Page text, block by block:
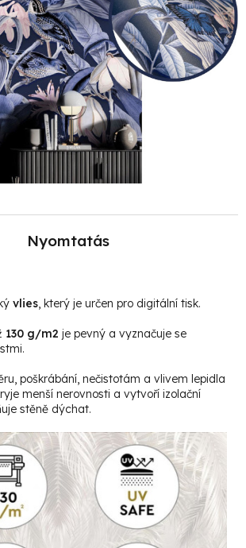
Nyomtatás
vlies, který je určen pro digitální tisk.
130 g/m2 je pevný a vyznačuje se
poškrábání, nečistotám a vlivem lepidla
menší nerovnosti a vytvoří izolační
stěně dýchat.